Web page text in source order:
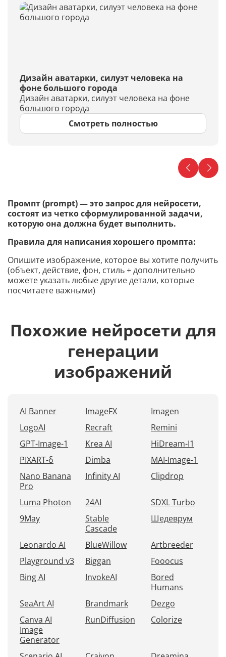
Дизайн аватарки, силуэт человека на
фоне большого города
Дизайн аватарки, силуэт человека на фоне
большого города
Смотреть полностью
Промпт (prompt) — это запрос для нейросети,
состоят из четко сформулированной задачи,
которую она должна будет выполнить.
Правила для написания хорошего промпта:
Опишите изображение, которое вы хотите получить
(объект, действие, фон, стиль + дополнительно
можете указать любые другие детали, которые
посчитаете важными)
Похожие нейросети для
генерации
изображений
AI Banner ImageFX
Imagen
LogoAI
Recraft
Remini
GPT-Image-1
Krea AI
HiDream-I1
PIXART-δ
Dimba
MAI-Image-1
Nano Banana
Pro
Infinity AI Clipdrop
Luma Photon 24AI
SDXL Turbo
9May
Stable
Cascade
Шедеврум
Leonardo AI BlueWillow
Artbreeder
Playground v3
Biggan
Fooocus
Bing AI
InvokeAI
Bored
Humans
SeaArt AI
Brandmark
Dezgo
Canva AI
Image
Generator
RunDiffusion Colorize